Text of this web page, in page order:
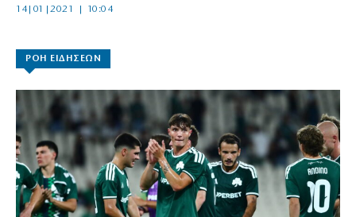
14|01|2021 | 10:04
ΡΟΗ ΕΙΔΗΣΕΩΝ